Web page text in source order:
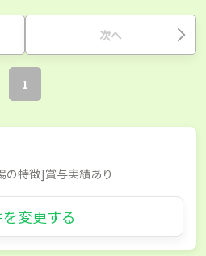
次へ
1
の特徴]賞与実績あり
変更する